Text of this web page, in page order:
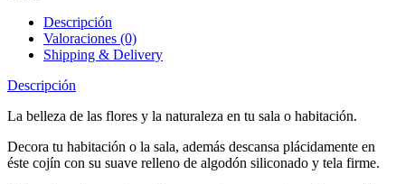
Descripción
Valoraciones (0)
Shipping & Delivery
Descripción
La belleza de las flores y la naturaleza en tu sala o habitación.
Decora tu habitación o la sala, además descansa plácidamente en
éste cojín con su suave relleno de algodón siliconado y tela firme.